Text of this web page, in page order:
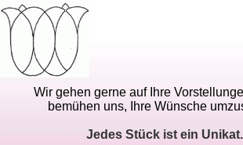
Wir gehen gerne auf Ihre
bemühen uns, Ihre Wünsche
Jedes Stück ist ein Unikat.